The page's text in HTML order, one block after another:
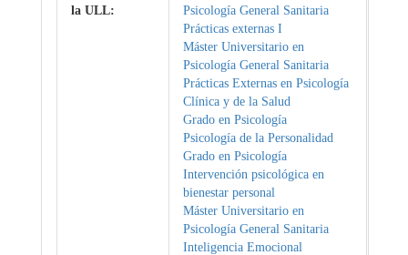
la ULL:
Psicología General Sanitaria
Prácticas externas I
Máster Universitario en
Psicología General Sanitaria
Prácticas Externas en Psicología
Clínica y de la Salud
Grado en Psicología
Psicología de la Personalidad
Grado en Psicología
Intervención psicológica en
bienestar personal
Máster Universitario en
Psicología General Sanitaria
Inteligencia Emocional